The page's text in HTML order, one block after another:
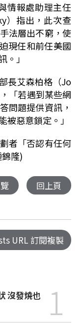
情報處助理主任
）指出，此次查
法層出不窮，使
現任和前任美國
。」
長艾森柏格（Jo
「若遇到某些網
問題提供資訊，
被惡意鎖定。」
者「否認有任何
隆)
回上頁
URL 訂閱複製
1